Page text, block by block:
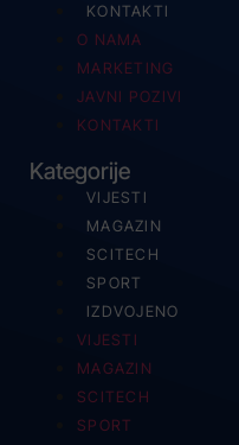
KONTAKTI
O NAMA
MARKETING
JAVNI POZIVI
KONTAKTI
Kategorije
VIJESTI
MAGAZIN
SCITECH
SPORT
IZDVOJENO
VIJESTI
MAGAZIN
SCITECH
SPORT